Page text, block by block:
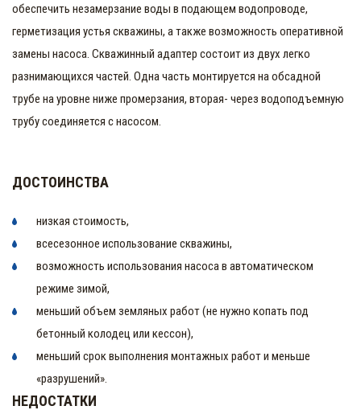
обеспечить незамерзание воды в подающем водопроводе,
герметизация устья скважины, а также возможность оперативной
замены насоса. Скважинный адаптер состоит из двух легко
разнимающихся частей. Одна часть монтируется на обсадной
трубе на уровне ниже промерзания, вторая- через водоподъемную
трубу соединяется с насосом.
ДОСТОИНСТВА
низкая стоимость,
всесезонное использование скважины,
возможность использования насоса в автоматическом
режиме зимой,
меньший объем земляных работ (не нужно копать под
бетонный колодец или кессон),
меньший срок выполнения монтажных работ и меньше
«разрушений».
НЕДОСТАТКИ